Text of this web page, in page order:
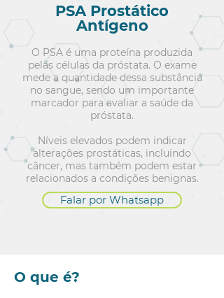
PSA Prostático
Antígeno
O PSA é uma proteína produzida
pelas células da próstata. O exame
mede a quantidade dessa substância
no sangue, sendo um importante
marcador para avaliar a saúde da
próstata.
Níveis elevados podem indicar
alterações prostáticas, incluindo
câncer, mas também podem estar
relacionados a condições benignas.
Falar por Whatsapp
O que é?